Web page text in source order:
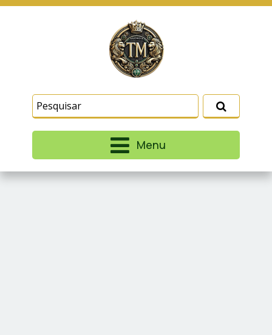
Menu
similares para lembrar e entender como você usa
nosso site, analisar seu uso de nossos produtos
e serviços, ajudar com nossos esforços de
marketing e fornecer conteúdo de terceiros. Leia
Termos e CondiçõesePolítica de